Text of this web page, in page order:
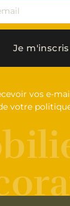
vos e-
votre
Je m'inscris